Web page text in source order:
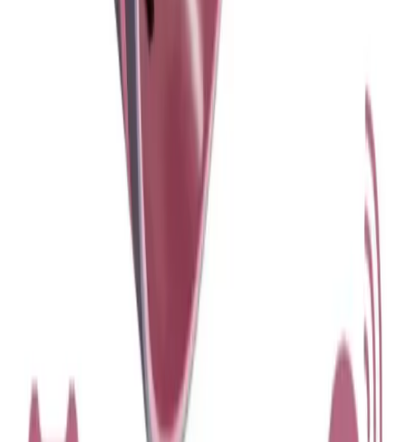
Caseji iPhone 13 Uyumlu Kadife İç Yüzeyli Kamera
Koruma Kılıfı Detayları ve Kullanıcı Yorumları
Kadife iç yüzeyi ve kamera koruma özelliğiyle öne çıkan Caseji
iPhone 13 kılıfı, dayanıklı ve şık tasarımıyla telefonunuzu korur,
kullanım konforu sağlar ve kullanıcı memnuniyetini artırır.
Daha fazla bilgi edinin